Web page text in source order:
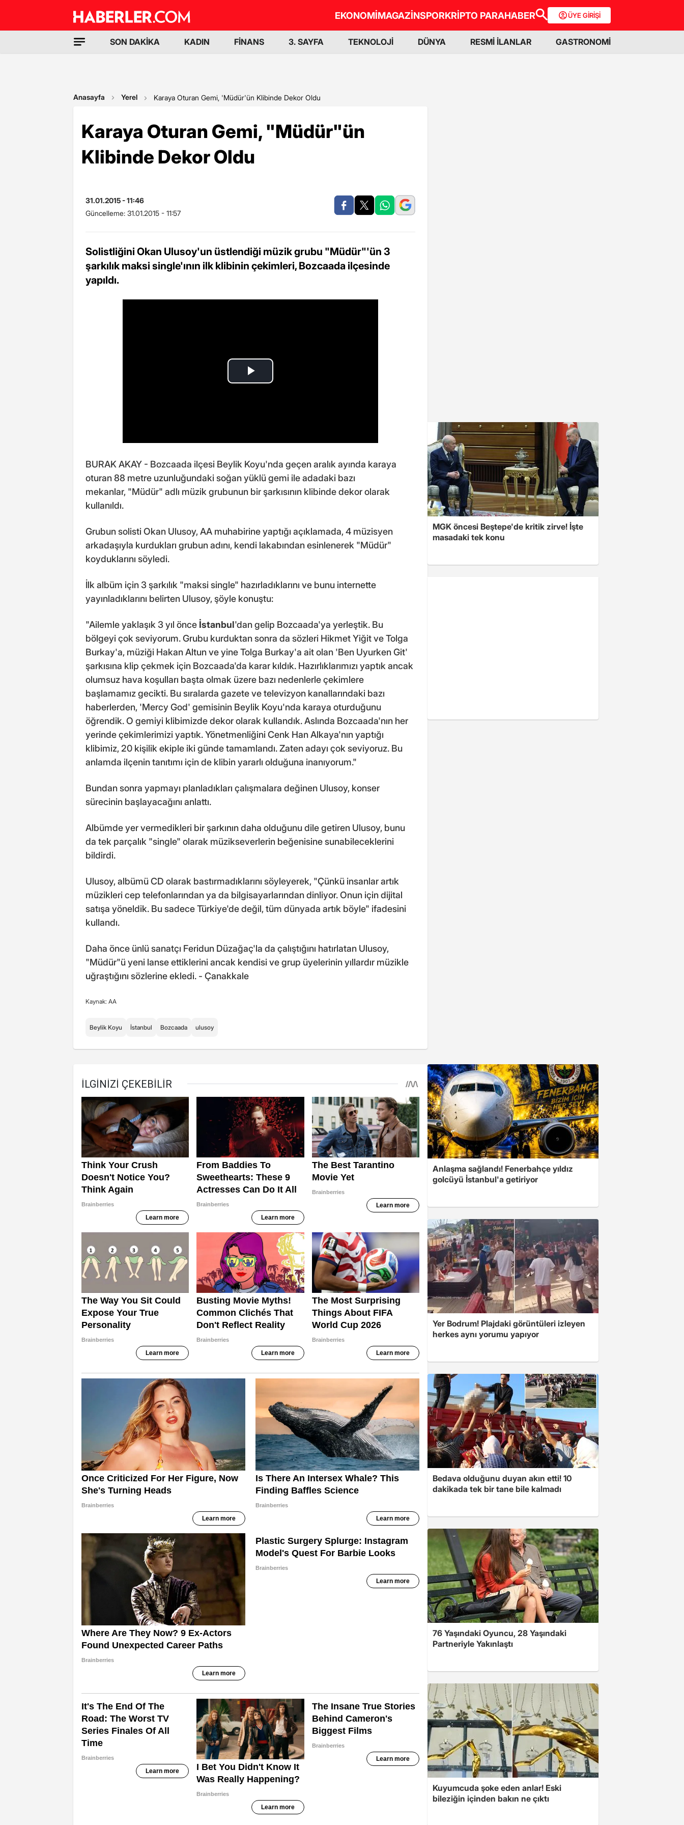
EKONOMİMAGAZİNSPORKRİPTO PARAHABER ÜYE GİRİŞİ
SON DAKİKA KADIN FİNANS 3. SAYFA TEKNOLOJİ DÜNYA RESMİ İLANLAR GASTRONOMİ
Anasayfa Yerel Karaya Oturan Gemi, 'Müdür'ün Klibinde Dekor Oldu
Karaya Oturan Gemi, "Müdür"ün
Klibinde Dekor Oldu
31.01.2015 - 11:46
Güncelleme: 31.01.2015 - 11:57
Solistliğini Okan Ulusoy'un üstlendiği müzik grubu "Müdür"'ün 3
şarkılık maksi single'ının ilk klibinin çekimleri, Bozcaada ilçesinde
yapıldı.
BURAK AKAY - Bozcaada ilçesi Beylik Koyu'nda geçen aralık ayında karaya
oturan 88 metre uzunluğundaki soğan yüklü gemi ile adadaki bazı
mekanlar, "Müdür" adlı müzik grubunun bir şarkısının klibinde dekor olarak
kullanıldı.
Grubun solisti Okan Ulusoy, AA muhabirine yaptığı açıklamada, 4 müzisyen
arkadaşıyla kurdukları grubun adını, kendi lakabından esinlenerek "Müdür"
koyduklarını söyledi.
İlk albüm için 3 şarkılık "maksi single" hazırladıklarını ve bunu internette
yayınladıklarını belirten Ulusoy, şöyle konuştu:
"Ailemle yaklaşık 3 yıl önce İstanbul'dan gelip Bozcaada'ya yerleştik. Bu
bölgeyi çok seviyorum. Grubu kurduktan sonra da sözleri Hikmet Yiğit ve Tolga
Burkay'a, müziği Hakan Altun ve yine Tolga Burkay'a ait olan 'Ben Uyurken Git'
şarkısına klip çekmek için Bozcaada'da karar kıldık. Hazırlıklarımızı yaptık ancak
olumsuz hava koşulları başta olmak üzere bazı nedenlerle çekimlere
başlamamız gecikti. Bu sıralarda gazete ve televizyon kanallarındaki bazı
haberlerden, 'Mercy God' gemisinin Beylik Koyu'nda karaya oturduğunu
öğrendik. O gemiyi klibimizde dekor olarak kullandık. Aslında Bozcaada'nın her
yerinde çekimlerimizi yaptık. Yönetmenliğini Cenk Han Alkaya'nın yaptığı
klibimiz, 20 kişilik ekiple iki günde tamamlandı. Zaten adayı çok seviyoruz. Bu
anlamda ilçenin tanıtımı için de klibin yararlı olduğuna inanıyorum."
Bundan sonra yapmayı planladıkları çalışmalara değinen Ulusoy, konser
sürecinin başlayacağını anlattı.
Albümde yer vermedikleri bir şarkının daha olduğunu dile getiren Ulusoy, bunu
da tek parçalık "single" olarak müzikseverlerin beğenisine sunabileceklerini
bildirdi.
Ulusoy, albümü CD olarak bastırmadıklarını söyleyerek, "Çünkü insanlar artık
müzikleri cep telefonlarından ya da bilgisayarlarından dinliyor. Onun için dijital
satışa yöneldik. Bu sadece Türkiye'de değil, tüm dünyada artık böyle" ifadesini
kullandı.
Daha önce ünlü sanatçı Feridun Düzağaç'la da çalıştığını hatırlatan Ulusoy,
"Müdür"ü yeni lanse ettiklerini ancak kendisi ve grup üyelerinin yıllardır müzikle
uğraştığını sözlerine ekledi. - Çanakkale
Kaynak: AA
Beylik Koyu İstanbul Bozcaada ulusoy
MGK öncesi Beştepe'de kritik zirve! İşte
masadaki tek konu
Anlaşma sağlandı! Fenerbahçe yıldız
golcüyü İstanbul'a getiriyor
Yer Bodrum! Plajdaki görüntüleri izleyen
herkes aynı yorumu yapıyor
Bedava olduğunu duyan akın etti! 10
dakikada tek bir tane bile kalmadı
76 Yaşındaki Oyuncu, 28 Yaşındaki
Partneriyle Yakınlaştı
Kuyumcuda şoke eden anlar! Eski
bileziğin içinden bakın ne çıktı